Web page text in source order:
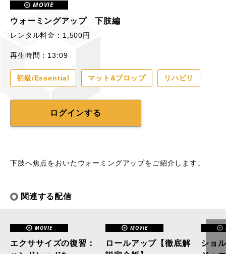
MOVIE
ウォーミングアップ 下肢編
レンタル料金：1,500円
再生時間：13:09
初級/Essential マット&プロップ リハビリ
ログインする
下肢へ焦点をおいたウォーミングアップをご紹介します。
関連する配信
MOVIE
エクササイズの復習：
MOVIE
ロールアップ【徹底解
ショ